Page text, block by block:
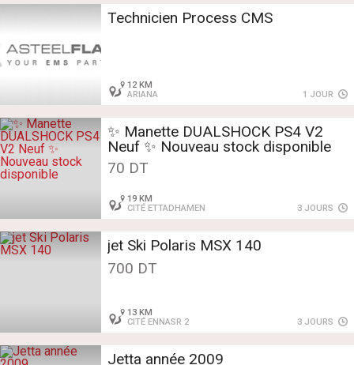
Technicien Process CMS
12 KM
ARIANA
1 JOUR
✨ ️Manette DUALSHOCK PS4 V2
Neuf ✨️ Nouveau stock disponible
70 DT
19 KM
CITÉ ETTADHAMEN
3 JOURS
jet Ski Polaris MSX 140
700 DT
13 KM
CITÉ ENNASR 2
3 JOURS
Jetta année 2009